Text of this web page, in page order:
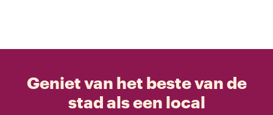
Geniet van het beste van de
stad als een local